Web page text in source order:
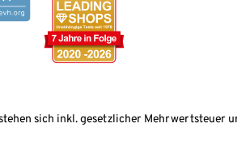
sich inkl. gesetzlicher Mehrwertsteuer